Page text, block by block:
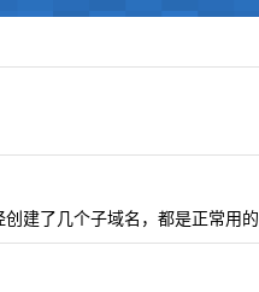
建了几个子域名，都是正常用的